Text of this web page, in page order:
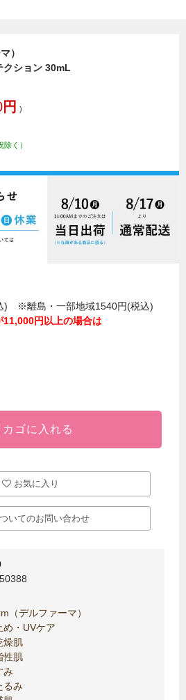
）
クション 30mL
円 )
く）
) ※離島・一部地域1540円(税込)
11,000円以上の場合は
カゴに入れる
お気に入り
いてのお問い合わせ
（デルファーマ）
め・UVケア
燥肌
性肌
み
るみ